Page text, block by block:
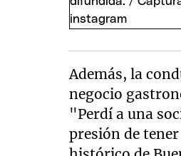
Además, la
negocio
"Perdí a una
presión de